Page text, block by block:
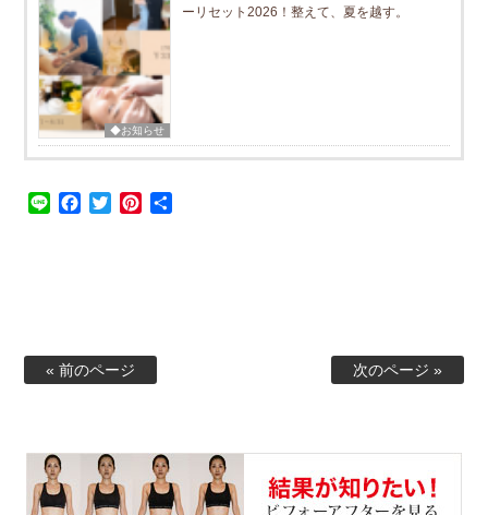
◆お知らせ
ーリセット2026！整えて、夏を越す。
Line Facebook
TwitterPinterest
« 前のページ 次のページ »